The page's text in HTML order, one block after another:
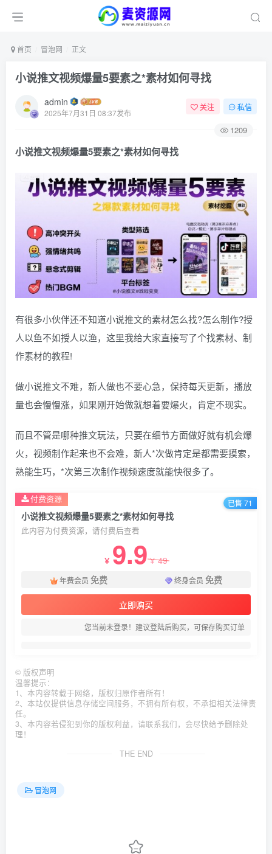
首页 冒泡网 正文
小说推文视频爆量5要素之*素材如何寻找
admin
2025年7月31日 08:37发布
关注 私信
1209
小说推文视频爆量5要素之*素材如何寻找
有很多小伙伴还不知道小说推文的素材怎么找?怎么制作?授
人以鱼不如授人以渔，这里我给大家直接写了个找素材、制
作素材的教程!
做小说推文不难，新人做也不要心急，保持每天更新，播放
量也会慢慢涨，如果刚开始做就想着要爆火，肯定不现实。
而且不管是哪种推文玩法，只要在细节方面做好就有机会爆
火，视频制作起来也不会难，新人*次做肯定是都需要摸索，
熟能生巧，*次第三次制作视频速度就能快很多了。
小说推文视频爆量5要素之*素材如何寻找
此内容为付费资源，请付费后查看
￥ 9.9￥49
年费会员 免费 终身会员 免费
立即购买
您当前未登录！建议登陆后购买，可保存购买订单
付费资源 已售 71
© 版权声明
温馨提示：
1、本内容转载于网络，版权归原作者所有！
2、本站仅提供信息存储空间服务，不拥有所有权，不承担相关法律责
任。
3、本内容若侵犯到你的版权利益，请联系我们，会尽快给予删除处
理！
THE END
冒泡网